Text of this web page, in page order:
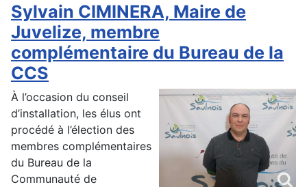
Sylvain CIMINERA, Maire de
Juvelize, membre
complémentaire du Bureau de la
CCS
À l’occasion du conseil
d’installation, les élus ont
procédé à l’élection des
membres complémentaires
du Bureau de la
Communauté de